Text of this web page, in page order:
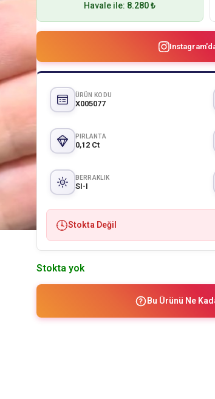
Havale ile: 8.280 ₺
ÜRÜN KODU
X005077
PIRLANTA
0,12 Ct
BERRAKLIK
SI-I
Stokta Değil
Stokta yok
Bu Ürünü Ne